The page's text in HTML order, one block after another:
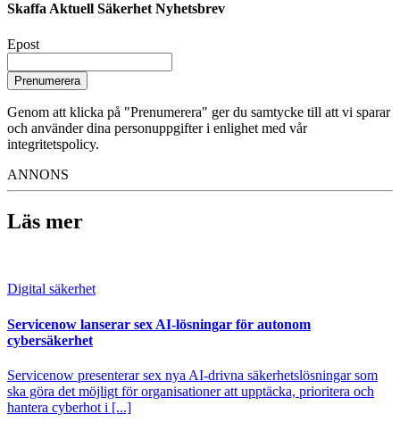
Skaffa Aktuell Säkerhet Nyhetsbrev
Epost
Prenumerera
Genom att klicka på "Prenumerera" ger du samtycke till att vi sparar
och använder dina personuppgifter i enlighet med vår
integritetspolicy.
ANNONS
Läs mer
Digital säkerhet
Servicenow lanserar sex AI-lösningar för autonom
cybersäkerhet
Servicenow presenterar sex nya AI-drivna säkerhetslösningar som
ska göra det möjligt för organisationer att upptäcka, prioritera och
hantera cyberhot i [...]